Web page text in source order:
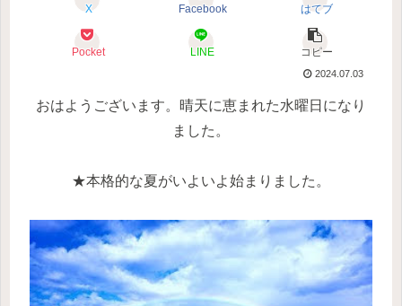
X Facebook はてブ
Pocket LINE コピー
2024.07.03
おはようございます。 晴天に恵まれた水曜日になり
ました。
★本格的な夏がいよいよ始まりました。